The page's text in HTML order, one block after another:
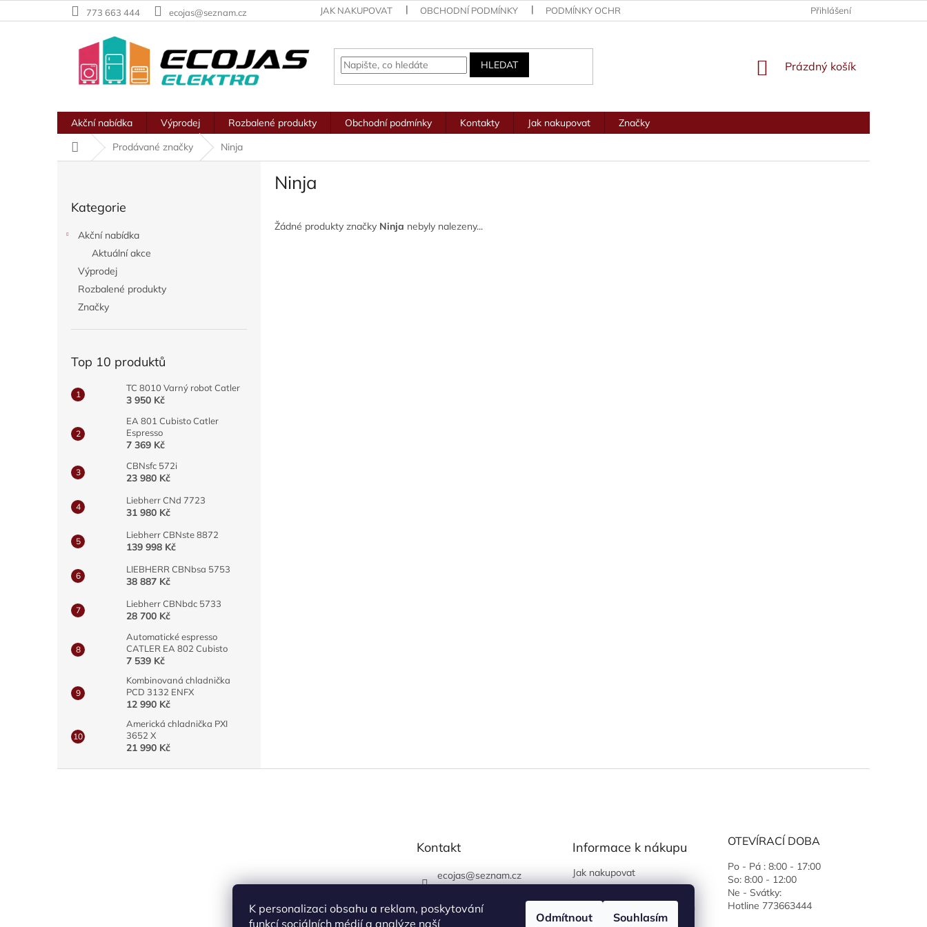
K personalizaci obsahu a reklam, poskytování
funkcí sociálních médií a analýze naší
Odmítnout Souhlasím
na
773 663 444 ecojas@seznam.cz JAK NAKUPOVAT OBCHODNÍ PODMÍNKY PODMÍNKY OCHRANY OSOBNÍCH ÚDAJŮ Přihlášení
HLEDAT
NÁKUPNÍ
Prázdný košík
Akční nabídka Výprodej Rozbalené produkty Obchodní podmínky Kontakty Jak nakupovat
Značky
Domů
Prodávané značky Ninja
kategorie
Kategorie
Akční nabídka
Aktuální akce
Výprodej
Rozbalené produkty
Značky
Top 10 produktů
TC 8010 Varný robot Catler
3 950 Kč
EA 801 Cubisto Catler
Espresso
7 369 Kč
CBNsfc 572i
23 980 Kč
Liebherr CNd 7723
31 980 Kč
Liebherr CBNste 8872
139 998 Kč
LIEBHERR CBNbsa 5753
38 887 Kč
Liebherr CBNbdc 5733
28 700 Kč
Automatické espresso
CATLER EA 802 Cubisto
7 539 Kč
Kombinovaná chladnička
PCD 3132 ENFX
12 990 Kč
Americká chladnička PXI
3652 X
21 990 Kč
Ninja
Žádné produkty značky Ninja nebyly nalezeny...
Kontakt
ecojas@seznam.cz
730 444 400 (prodejna
Informace k nákupu
Jak nakupovat
Podmínky ochrany osobních
údajů
OTEVÍRACÍ DOBA
Po - Pá : 8:00 - 17:00
So: 8:00 - 12:00
Ne - Svátky:
Hotline 773663444